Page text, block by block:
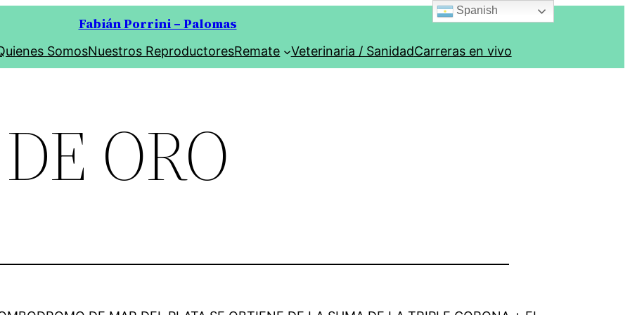
Fabián Porrini – Palomas
SomosNuestros ReproductoresRemate Veterinaria / SanidadCarreras en vivo
ORO
Spanish